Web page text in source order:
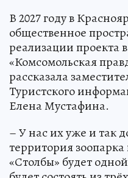
В 2027 году в
общественное
реализации проекта
«Комсомольская
рассказала
Туристского
Елена Мустафина.
– У нас их уже и так
территория
«Столбы» будет